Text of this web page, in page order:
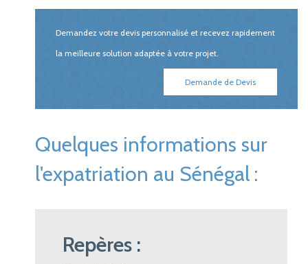
Demandez votre devis personnalisé et recevez rapidement
la meilleure solution adaptée à votre projet.
Demande de Devis
Quelques informations sur
l'expatriation au Sénégal :
Repères :